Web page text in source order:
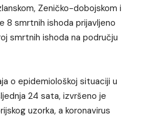
Zeničko-dobojskom i
8 smrtnih ishoda prijavljeno
smrtnih ishoda na području
o epidemiološkoj situaciji u
24 sata, izvršeno je
uzorka, a koronavirus